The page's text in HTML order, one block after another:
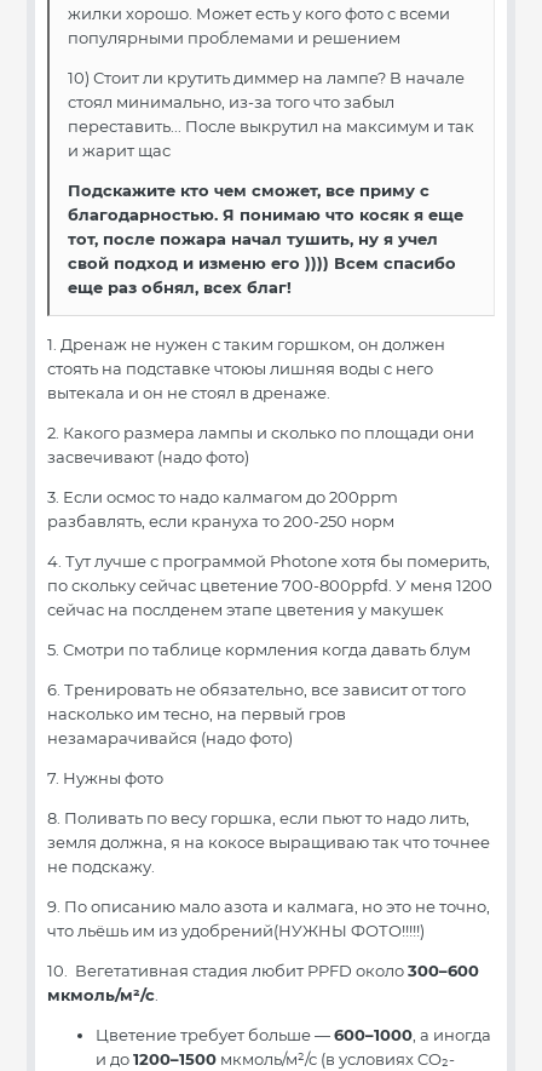
жилки хорошо. Может есть у кого фото с всеми
популярными проблемами и решением
10) Стоит ли крутить диммер на лампе? В начале
стоял минимально, из-за того что забыл
переставить... После выкрутил на максимум и так
и жарит щас
Подскажите кто чем сможет, все приму с
благодарностью. Я понимаю что косяк я еще
тот, после пожара начал тушить, ну я учел
свой подход и изменю его )))) Всем спасибо
еще раз обнял, всех благ!
1. Дренаж не нужен с таким горшком, он должен
стоять на подставке чтоюы лишняя воды с него
вытекала и он не стоял в дренаже.
2. Какого размера лампы и сколько по площади они
засвечивают (надо фото)
3. Если осмос то надо калмагом до 200ppm
разбавлять, если крануха то 200-250 норм
4. Тут лучше с программой Photone хотя бы померить,
по скольку сейчас цветение 700-800ppfd. У меня 1200
сейчас на послденем этапе цветения у макушек
5. Смотри по таблице кормления когда давать блум
6. Тренировать не обязательно, все зависит от того
насколько им тесно, на первый гров
незамарачивайся (надо фото)
7. Нужны фото
8. Поливать по весу горшка, если пьют то надо лить,
земля должна, я на кокосе выращиваю так что точнее
не подскажу.
9. По описанию мало азота и калмага, но это не точно,
что льёшь им из удобрений(НУЖНЫ ФОТО!!!!!)
10. Вегетативная стадия любит PPFD около300–600
мкмоль/м²/с.
Цветение требует больше —600–1000, а иногда
и до1200–1500 мкмоль/м²/с (в условиях CO₂-